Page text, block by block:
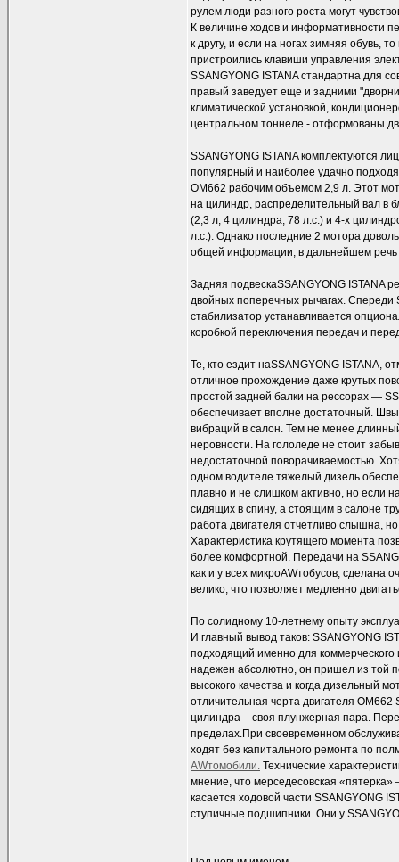
рулем люди разного роста могут
К величине ходов и информативности
к другу, и если на ногах зимняя обувь,
пристроились клавиши управления
SSANGYONG ISTANA стандартна для
правый заведует еще и задними
климатической установкой,
центральном тоннеле - отформованы
SSANGYONG ISTANA комплектуются
популярный и наиболее удачно
OM662 рабочим объемом 2,9 л. Этот
на цилиндр, распределительный вал в
(2,3 л, 4 цилиндра, 78 л.с.) и 4-х
л.с.). Однако последние 2 мотора
общей информации, в дальнейшем речь
Задняя подвескаSSANGYONG ISTANA
двойных поперечных рычагах. Спереди
стабилизатор устанавливается
коробкой переключения передач и
Те, кто ездит наSSANGYONG ISTANA,
отличное прохождение даже крутых
простой задней балки на рессорах —
обеспечивает вполне достаточный.
вибраций в салон. Тем не менее
неровности. На гололеде не стоит
недостаточной поворачиваемостью.
одном водителе тяжелый дизель
плавно и не слишком активно, но если
сидящих в спину, а стоящим в салоне
работа двигателя отчетливо слышна,
Характеристика крутящего момента
более комфортной. Передачи на
как и у всех микроAWтобусов, сделана
велико, что позволяет медленно
По солидному 10-летнему опыту
И главный вывод таков: SSANGYONG
подходящий именно для коммерческого
надежен абсолютно, он пришел из той
высокого качества и когда дизельный
отличительная черта двигателя
цилиндра – своя плунжерная пара.
пределах.При своевременном
ходят без капитального ремонта по
AWтомобили. Технические
мнение, что мерседесовская
касается ходовой части SSANGYONG
ступичные подшипники. Они у